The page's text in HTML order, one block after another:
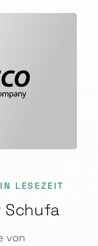
LESEZEIT
Schufa
von